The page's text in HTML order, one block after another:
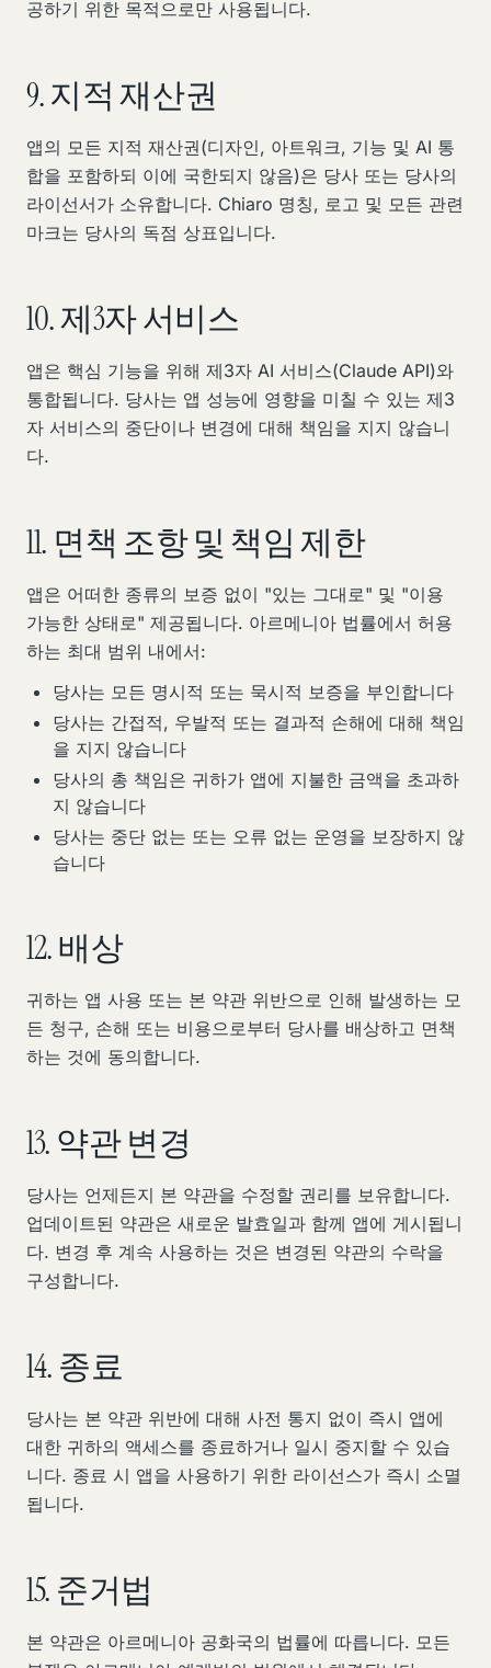
공하기 위한 목적으로만 사용됩니다.
9. 지적 재산권
앱의 모든 지적 재산권(디자인, 아트워크, 기능 및 AI 통
합을 포함하되 이에 국한되지 않음)은 당사 또는 당사의
라이선서가 소유합니다. Chiaro 명칭, 로고 및 모든 관련
마크는 당사의 독점 상표입니다.
10. 제3자 서비스
앱은 핵심 기능을 위해 제3자 AI 서비스(Claude API)와
통합됩니다. 당사는 앱 성능에 영향을 미칠 수 있는 제3
자 서비스의 중단이나 변경에 대해 책임을 지지 않습니
다.
11. 면책 조항 및 책임 제한
앱은 어떠한 종류의 보증 없이 "있는 그대로" 및 "이용
가능한 상태로" 제공됩니다. 아르메니아 법률에서 허용
하는 최대 범위 내에서:
당사는 모든 명시적 또는 묵시적 보증을 부인합니다
당사는 간접적, 우발적 또는 결과적 손해에 대해 책임
을 지지 않습니다
당사의 총 책임은 귀하가 앱에 지불한 금액을 초과하
지 않습니다
당사는 중단 없는 또는 오류 없는 운영을 보장하지 않
습니다
12. 배상
귀하는 앱 사용 또는 본 약관 위반으로 인해 발생하는 모
든 청구, 손해 또는 비용으로부터 당사를 배상하고 면책
하는 것에 동의합니다.
13. 약관 변경
당사는 언제든지 본 약관을 수정할 권리를 보유합니다.
업데이트된 약관은 새로운 발효일과 함께 앱에 게시됩니
다. 변경 후 계속 사용하는 것은 변경된 약관의 수락을
구성합니다.
14. 종료
당사는 본 약관 위반에 대해 사전 통지 없이 즉시 앱에
대한 귀하의 액세스를 종료하거나 일시 중지할 수 있습
니다. 종료 시 앱을 사용하기 위한 라이선스가 즉시 소멸
됩니다.
15. 준거법
본 약관은 아르메니아 공화국의 법률에 따릅니다. 모든